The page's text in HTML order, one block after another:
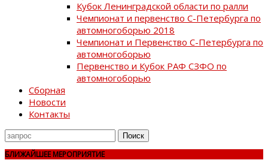
Кубок Ленинградской области по ралли
Чемпионат и первенство С-Петербурга по
автомногоборью 2018
Чемпионат и Первенство С-Петербурга по
автомногоборью
Первенство и Кубок РАФ СЗФО по
автомногоборью
Сборная
Новости
Контакты
Поиск
для
БЛИЖАЙШЕЕ МЕРОПРИЯТИЕ